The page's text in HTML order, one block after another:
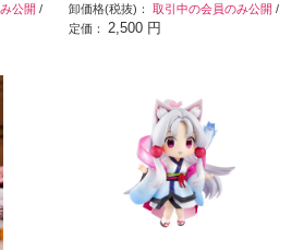
公開 /
卸価格(税抜)：取引中の会員のみ公開 /
定価： 2,500 円